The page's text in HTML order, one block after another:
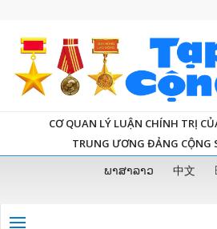
CƠ QUAN LÝ LUẬN CHÍNH TRỊ
TRUNG ƯƠNG ĐẢNG CỘNG
ພາສາລາວ 中文